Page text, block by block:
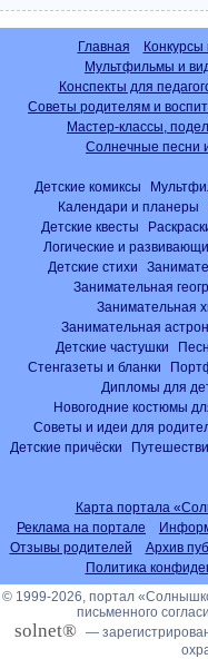
Главная Конкурсы
Мультфильмы и
Конспекты для
Советы родителям и
Мастер-классы,
Солнечные песни
Детские комиксы
Календари и планеры
Детские квесты
Логические и
Детские стихи
Занимательная
Занимательная
Занимательная
Детские частушки
Стенгазеты и бланки
Дипломы для
Новогодние костюмы
Советы и идеи для
Детские причёски
Карта портала
Реклама на портале
Отзывы родителей
Архив
Политика
© 1999-2026, портал
письменного
solnet® —